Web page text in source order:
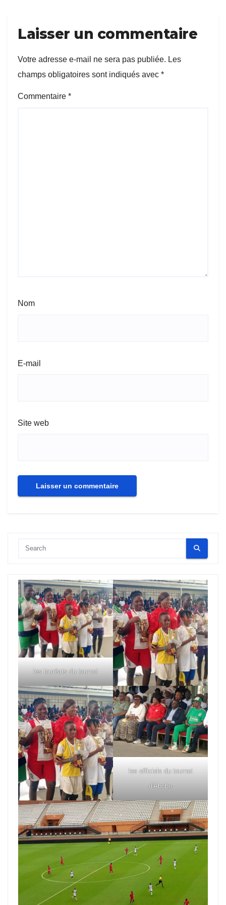
Laisser un commentaire
Votre adresse e-mail ne sera pas publiée. Les
champs obligatoires sont indiqués avec *
Commentaire *
Nom
E-mail
Site web
les lauréats du tournoi
les officiels du tournoi
d'Abobo